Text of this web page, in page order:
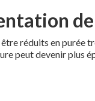
réduits en purée
peut devenir plus